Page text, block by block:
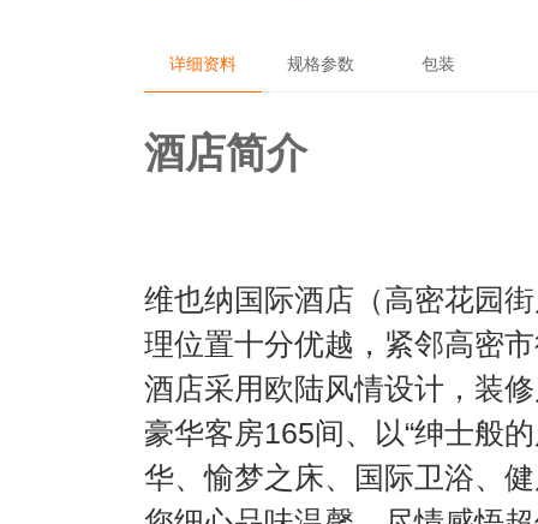
详细资料 规格参数 包装
酒店简介
维也纳国际酒店（高密花园
理位置十分优越，紧邻高密
酒店采用欧陆风情设计，装
豪华客房165间、以“绅士般
华、愉梦之床、国际卫浴、